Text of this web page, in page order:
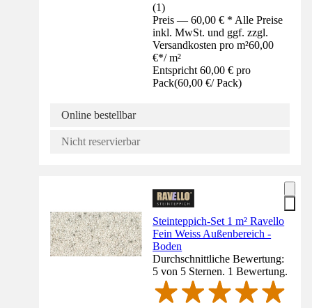
(1)
Preis — 60,00 € * Alle Preise
inkl. MwSt. und ggf. zzgl.
Versandkosten pro m²60,00
€*/ m²
Entspricht 60,00 € pro
Pack(60,00 €/ Pack)
Online bestellbar
Nicht reservierbar
Steinteppich-Set 1 m² Ravello
Fein Weiss Außenbereich -
Boden
Durchschnittliche Bewertung:
5 von 5 Sternen. 1 Bewertung.